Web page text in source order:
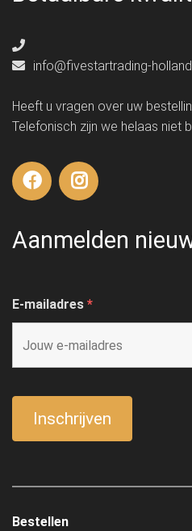
info@fivestartrading-
Heeft u vragen over uw
Telefonisch zijn we helaas niet
Aanmelden
E-mailadres *
Bestellen